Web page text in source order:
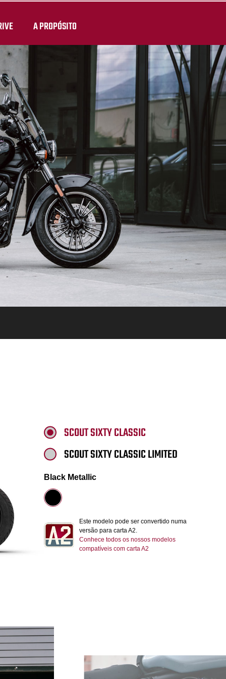
A PROPÓSITO
SCOUT SIXTY CLASSIC
SCOUT SIXTY CLASSIC LIMITED
Black Metallic
Este modelo pode ser convertido numa
versão para carta A2.
Conhece todos os nossos modelos
compatíveis com carta A2